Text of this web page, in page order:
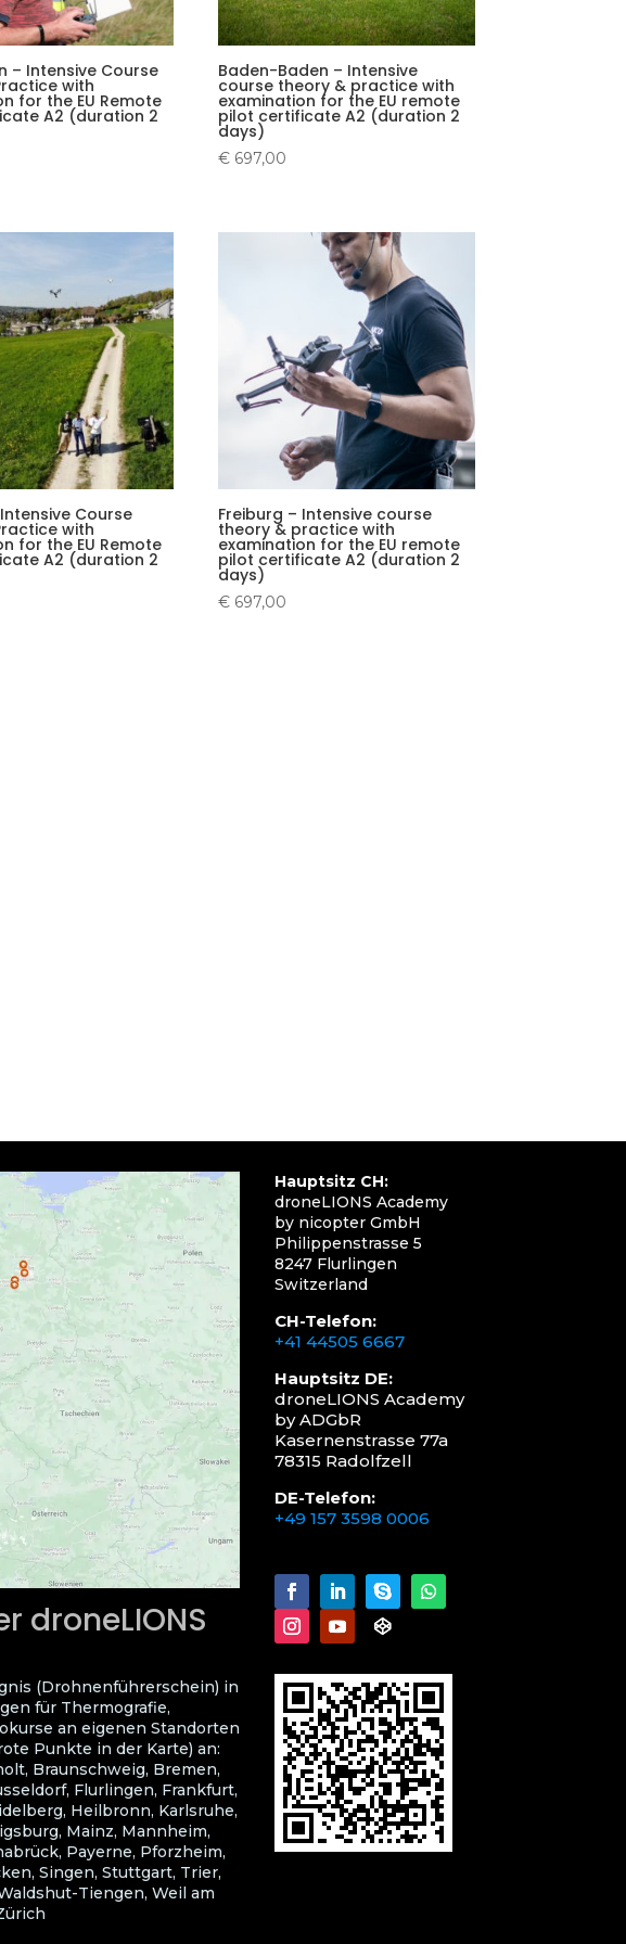
– Intensive Course
with
for the EU Remote
A2 (duration 2
Baden-Baden – Intensive
course theory & practice with
examination for the EU remote
pilot certificate A2 (duration 2
days)
€ 697,00
Course
with
for the EU Remote
A2 (duration 2
Freiburg – Intensive course
theory & practice with
examination for the EU remote
pilot certificate A2 (duration 2
days)
€ 697,00
droneLIONS
(Drohnenführerschein) in
für Thermografie,
an eigenen Standorten
Punkte in der Karte) an:
Braunschweig, Bremen,
Flurlingen, Frankfurt,
Heilbronn, Karlsruhe,
Mainz, Mannheim,
Payerne, Pforzheim,
Singen, Stuttgart, Trier,
Tiengen, Weil am
Hauptsitz CH:
droneLIONS Academy
by nicopter GmbH
Philippenstrasse 5
8247 Flurlingen
Switzerland
CH-Telefon:
+41 44505 6667
Hauptsitz DE:
droneLIONS Academy
by ADGbR
Kasernenstrasse 77a
78315 Radolfzell
DE-Telefon:
+49 157 3598 0006